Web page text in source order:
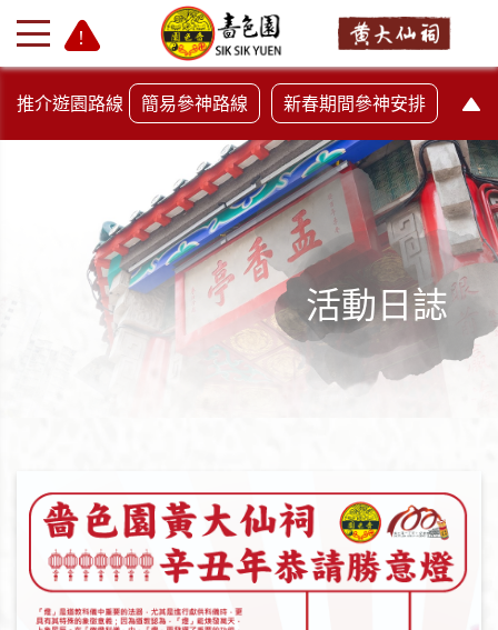
+
推介遊園路線 簡易參神路線 新春期間參神安排
活動日誌